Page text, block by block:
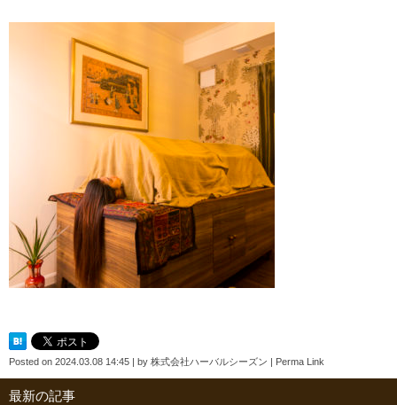
Posted on 2024.03.08 14:45 | by 株式会社ハーバルシーズン | Perma Link
最新の記事